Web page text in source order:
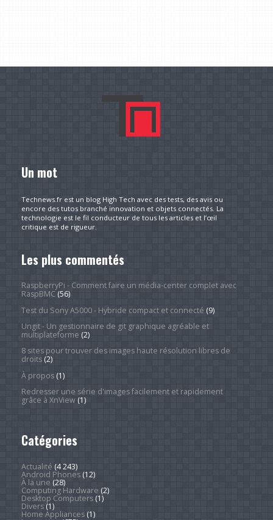
Un mot
Technews.fr est un blog High Tech avec des tests, des avis ou
encore des tutos branché innovation et objets connectés. La
technologie est le fil conducteur de tous les articles et l’œil
critique est de rigueur.
Les plus commentés
RaspberryPi - Comment faire un média-center complet avec
RaspBMC(56)
Test du Sony A5000 - Hybride compact et connecté (9)
Ungit - Un gestionnaire de git graphique agréable et
multiplateforme (2)
8 sites pour trouver des images haute résolution libres de
droits(2)
À propos(1)
Redresser une série d'images facilement et rapidement
grâce à XnView(1)
Catégories
Actualité (4 243)
Android Phones(12)
À la une (28)
Computing Hardware (2)
Desktop Computers(1)
Divers(1)
Home Appliances(1)